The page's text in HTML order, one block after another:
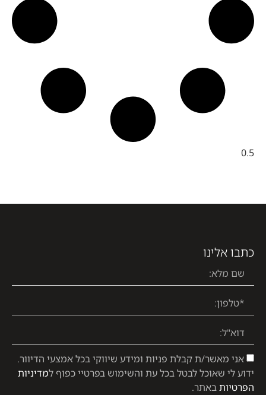
כתבו אלינו
אני מאשר/ת קבלת פניות ומידע שיווקי בכל אמצעי הדיוור.
ידוע לי שאוכל לבטל בכל עת והשימוש בפרטיי כפוף למדיניות
הפרטיותבאתר.